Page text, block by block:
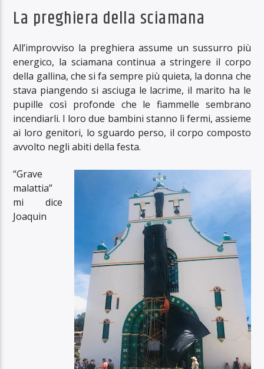
La preghiera della sciamana
All’improvviso la preghiera assume un sussurro più
energico, la sciamana continua a stringere il corpo
della gallina, che si fa sempre più quieta, la donna che
stava piangendo si asciuga le lacrime, il marito ha le
pupille così profonde che le fiammelle sembrano
incendiarli. I loro due bambini stanno lì fermi, assieme
ai loro genitori, lo sguardo perso, il corpo composto
avvolto negli abiti della festa.
“Grave
malattia”
mi dice
Joaquin